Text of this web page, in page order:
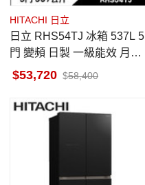
HITACHI 日立
日立 RHS54TJ 冰箱 537L 5
門 變頻 日製 一級能效 月光
白 獨立自動製冰室 特鮮冰溫
53,720 58,400